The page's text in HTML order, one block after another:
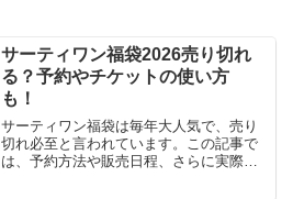
サーティワン福袋2026売り切れ
る？予約やチケットの使い方
も！
サーティワン福袋は毎年大人気で、売り
切れ必至と言われています。この記事で
は、予約方法や販売日程、さらに実際の